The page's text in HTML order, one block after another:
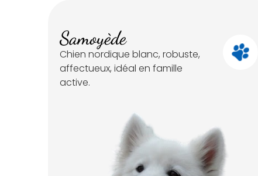
Samoyède
Chien nordique blanc, robuste,
affectueux, idéal en famille
active.